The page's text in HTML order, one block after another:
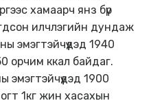
хамаарч янз бүр
илчлэгийн дундаж
эмэгтэйчүүдэд 1940
орчим ккал байдаг.
1900
1кг жин хасахын